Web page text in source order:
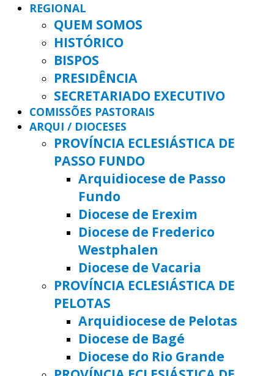
REGIONAL
QUEM SOMOS
HISTÓRICO
BISPOS
PRESIDÊNCIA
SECRETARIADO EXECUTIVO
COMISSÕES PASTORAIS
ARQUI / DIOCESES
PROVÍNCIA ECLESIÁSTICA DE
PASSO FUNDO
Arquidiocese de Passo
Fundo
Diocese de Erexim
Diocese de Frederico
Westphalen
Diocese de Vacaria
PROVÍNCIA ECLESIÁSTICA DE
PELOTAS
Arquidiocese de Pelotas
Diocese de Bagé
Diocese do Rio Grande